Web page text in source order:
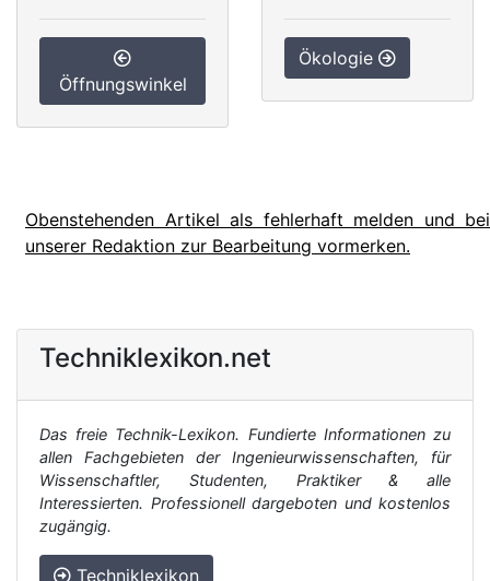
Öffnungswinkel
Ökologie
Obenstehenden Artikel als fehlerhaft melden und bei
unserer Redaktion zur Bearbeitung vormerken.
Techniklexikon.net
Das freie Technik-Lexikon. Fundierte Informationen zu
allen Fachgebieten der Ingenieurwissenschaften, für
Wissenschaftler, Studenten, Praktiker & alle
Interessierten. Professionell dargeboten und kostenlos
zugängig.
Techniklexikon